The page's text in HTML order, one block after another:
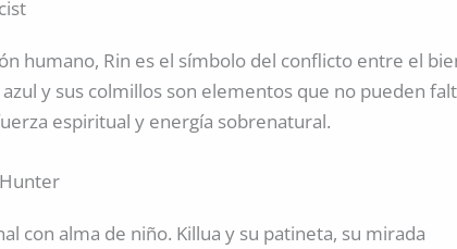
humano, Rin es el símbolo del conflicto entre el
azul y sus colmillos son elementos que no pueden
espiritual y energía sobrenatural.
con alma de niño. Killua y su patineta, su mirada